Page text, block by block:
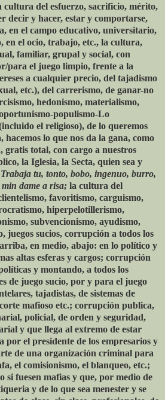
cultura del esfuerzo, sacrificio, mérito,
decir y hacer, estar y comportarse,
en el campo educativo, universitario,
en el ocio, trabajo, etc., la cultura,
familiar, grupal y social, con
para el juego limpio, frente a la
a cualquier precio, del tajadismo
etc.), del carrerismo, de ganar-no
hedonismo, materialismo,
populismo-Lo
el religioso), de lo queremos
hacemos lo que nos da la gana, como
gratis total, con cargo a nuestros
la Iglesia, la Secta, quien sea y
Trabaja tu, tonto, bobo, ingenuo, burro,
dame a risa; la cultura del
favoritismo, carguismo,
hiperpelotillerismo,
subvencionismo, ayudismo,
juegos sucios, corrupción a todos los
en medio, abajo: en lo político y
altas esferas y cargos; corrupción
y montando, a todos los
de juego sucio, por y para el juego
tajadistas, de sistemas de
mafioso etc.; corrupción publica,
policial, de orden y seguridad,
y que llega al extremo de estar
por el presidente de los empresarios y
de una organización criminal para
el comisionismo, el blanqueo, etc.;
si fuesen mafias y que, por medio de
y de lo que sea menester y se